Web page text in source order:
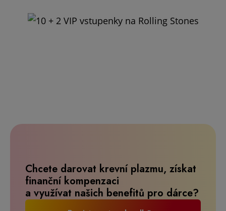
Chcete darovat krevní plazmu, získat
finanční kompenzaci
a využívat našich benefitů pro dárce?